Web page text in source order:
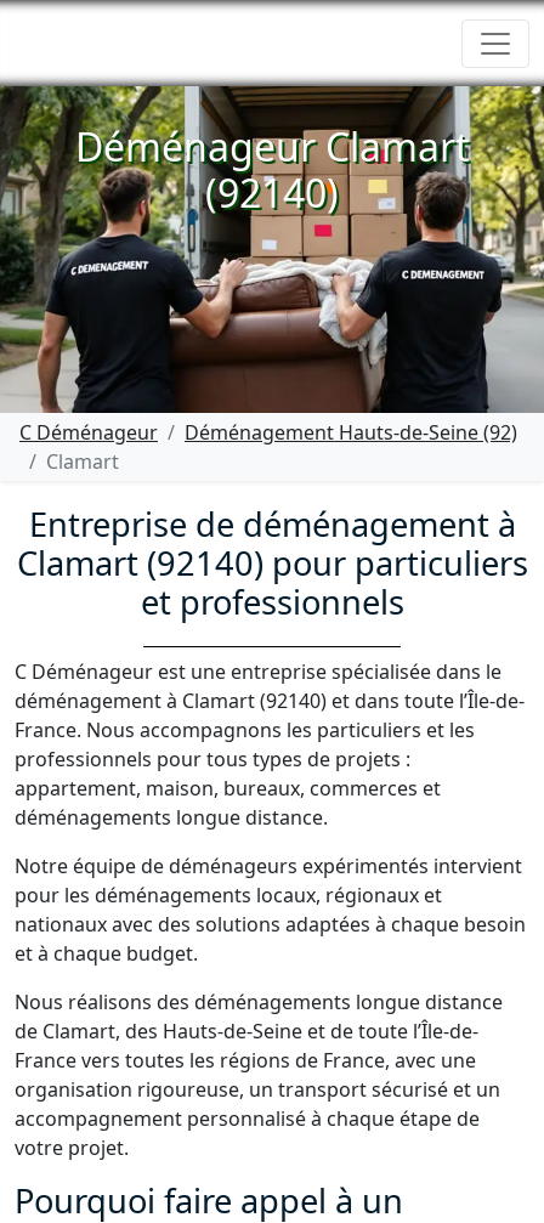
Déménageur Clamart
(92140)
C Déménageur
Déménagement Hauts-de-Seine (92)
Clamart
Entreprise de déménagement à
Clamart (92140) pour particuliers
et professionnels
C Déménageur est une entreprise spécialisée dans le
déménagement à Clamart (92140) et dans toute l’Île-de-
France. Nous accompagnons les particuliers et les
professionnels pour tous types de projets :
appartement, maison, bureaux, commerces et
déménagements longue distance.
Notre équipe de déménageurs expérimentés intervient
pour les déménagements locaux, régionaux et
nationaux avec des solutions adaptées à chaque besoin
et à chaque budget.
Nous réalisons des déménagements longue distance
de Clamart, des Hauts-de-Seine et de toute l’Île-de-
France vers toutes les régions de France, avec une
organisation rigoureuse, un transport sécurisé et un
accompagnement personnalisé à chaque étape de
votre projet.
Pourquoi faire appel à un